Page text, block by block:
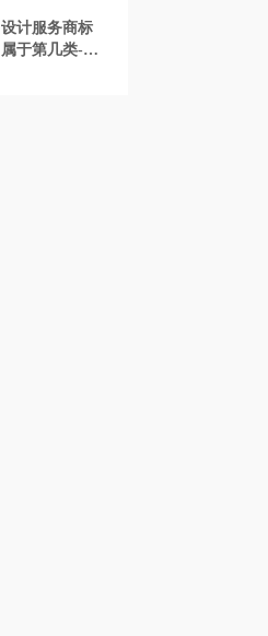
设计服务商标
属于第几类-设